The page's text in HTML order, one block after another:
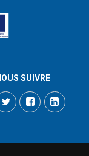
SUIVRE
TwitterFacebook